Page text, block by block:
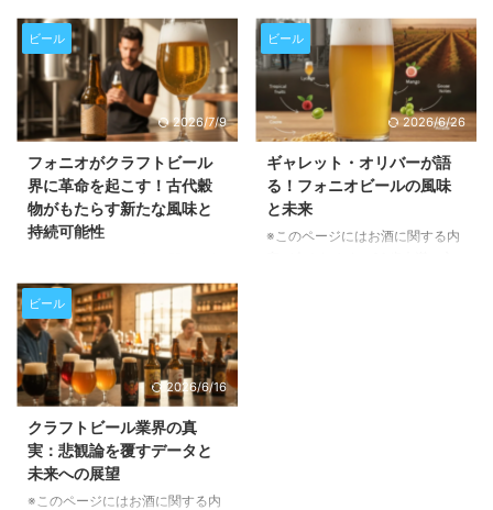
※このページにはお酒に関する内
容が含まれます。20歳未満の方
の閲覧・購入は禁止されていま
す。 この記事では、人気クラフ
トビールポッドキャスト「The
Full Pint Podcast」の最新エピソ
す。長期休暇を経て復帰したパー
ソナリティのDannyとAndyが、
ビール業界のトレンドやバーボン
市場との比較について語り合う、
す。クラフトビール愛好家はもち
ろん、市場の動向に興味がある方
もぜひご一読ください。 長期休
暇を経て待望の復帰！「The Fu
...
所におけるタンク洗浄、衛生管
理、そして包装ラインの効率化が
いかに重要か、そしてそれらを実
現するための具体的な方法につい
て詳しく解説します。生産性向上
とコスト削減に繋がるヒントが満
載です。 醸造所の衛生管理がな
ぜ重要なのか ビール醸造所にと
って、衛生管理は単に清潔さを保
つ以上の意味を持ちます。これ
ビール
2026/7/9
フォニオがクラフトビール
界に革命を起こす！古代穀
物がもたらす新たな風味と
持続可能性
容が含まれます。20歳未満の方
の閲覧・購入は禁止されていま
す。 近年、クラフトビール業界
でひそかに注目を集めている「フ
ォニオ」という古代穀物をご存存
じでしょうか。西アフリカ原産の
に革新をもたらすだけでなく、持
続可能な農業や地域経済の活性化
にも貢献する可能性を秘めていま
す。この記事では、フォニオがど
ビール
2026/6/26
ギャレット・オリバーが語
る！フォニオビールの風味
と未来
※このページにはお酒に関する内
ビール
2026/6/16
クラフトビール業界の真
実：悲観論を覆すデータと
未来への展望
※このページにはお酒に関する内